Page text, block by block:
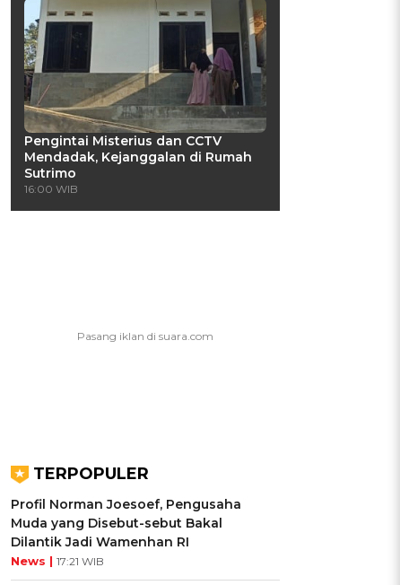
Pengintai Misterius dan CCTV
Mendadak, Kejanggalan di Rumah
Sutrimo
16:00 WIB
TERPOPULER
Profil Norman Joesoef, Pengusaha
Muda yang Disebut-sebut Bakal
Dilantik Jadi Wamenhan RI
News | 17:21 WIB